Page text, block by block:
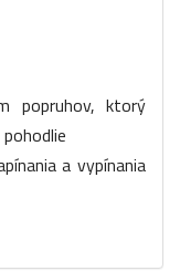
popruhov, ktorý
a vypínania